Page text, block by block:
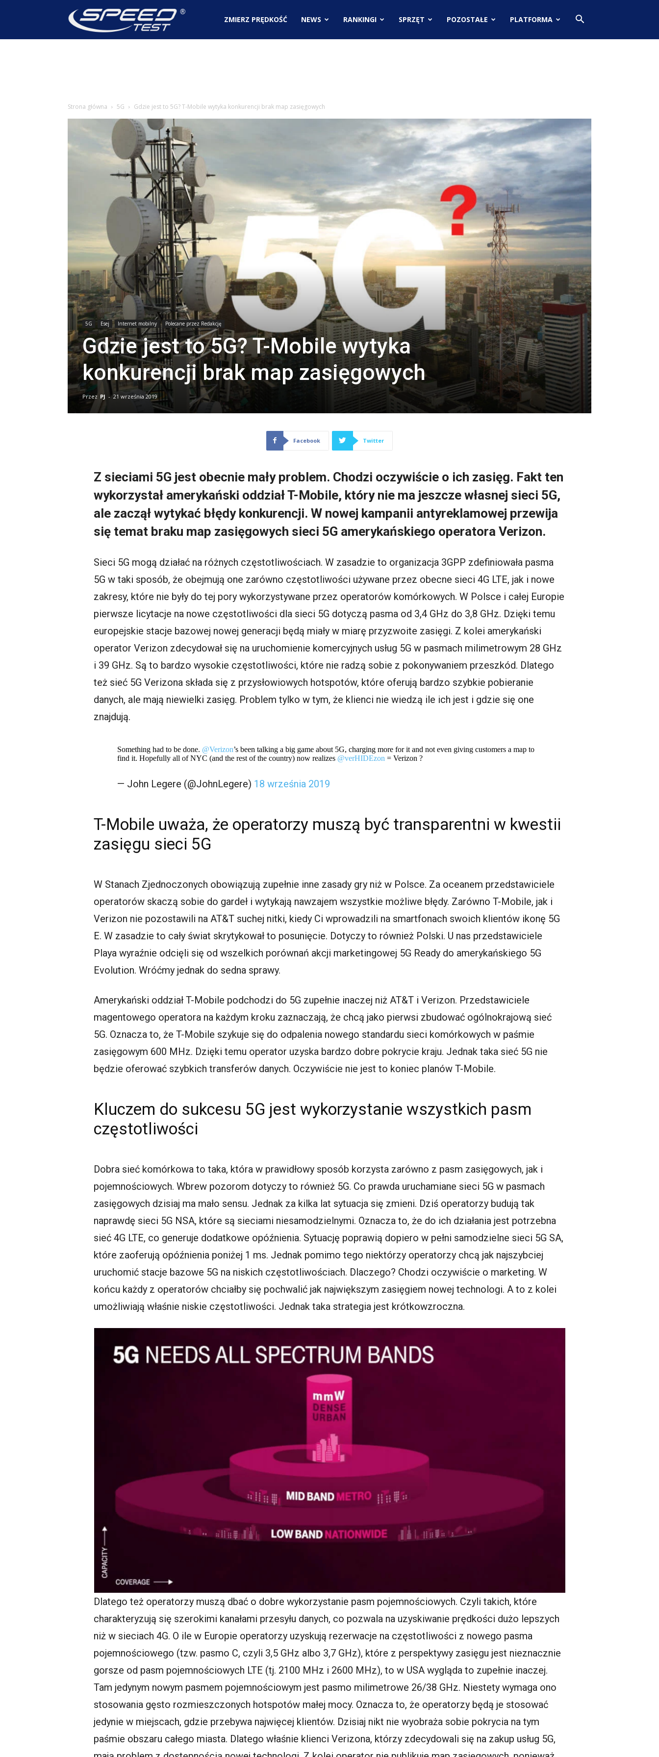
SpeedTest.plZMIERZ PRĘDKOŚĆ NEWS RANKINGI SPRZĘT POZOSTAŁE PLATFORMA
Strona główna 5G Gdzie jest to 5G? T-Mobile wytyka konkurencji brak map zasięgowych
5G Esej Internet mobilny Polecane przez Redakcję
Gdzie jest to 5G? T-Mobile wytyka
konkurencji brak map zasięgowych
Przez PJ - 21 września 2019
Facebook Twitter
Z sieciami 5G jest obecnie mały problem. Chodzi oczywiście o ich zasięg. Fakt ten
wykorzystał amerykański oddział T-Mobile, który nie ma jeszcze własnej sieci 5G,
ale zaczął wytykać błędy konkurencji. W nowej kampanii antyreklamowej przewija
się temat braku map zasięgowych sieci 5G amerykańskiego operatora Verizon.
Sieci 5G mogą działać na różnych częstotliwościach. W zasadzie to organizacja 3GPP zdefiniowała pasma
5G w taki sposób, że obejmują one zarówno częstotliwości używane przez obecne sieci 4G LTE, jak i nowe
zakresy, które nie były do tej pory wykorzystywane przez operatorów komórkowych. W Polsce i całej Europie
pierwsze licytacje na nowe częstotliwości dla sieci 5G dotyczą pasma od 3,4 GHz do 3,8 GHz. Dzięki temu
europejskie stacje bazowej nowej generacji będą miały w miarę przyzwoite zasięgi. Z kolei amerykański
operator Verizon zdecydował się na uruchomienie komercyjnych usług 5G w pasmach milimetrowym 28 GHz
i 39 GHz. Są to bardzo wysokie częstotliwości, które nie radzą sobie z pokonywaniem przeszkód. Dlatego
też sieć 5G Verizona składa się z przysłowiowych hotspotów, które oferują bardzo szybkie pobieranie
danych, ale mają niewielki zasięg. Problem tylko w tym, że klienci nie wiedzą ile ich jest i gdzie się one
znajdują.
Something had to be done. @Verizon’s been talking a big game about 5G, charging more for it and not even giving customers a map to
find it. Hopefully all of NYC (and the rest of the country) now realizes @verHIDEzon = Verizon ?
— John Legere (@JohnLegere) 18 września 2019
T-Mobile uważa, że operatorzy muszą być transparentni w kwestii
zasięgu sieci 5G
W Stanach Zjednoczonych obowiązują zupełnie inne zasady gry niż w Polsce. Za oceanem przedstawiciele
operatorów skaczą sobie do gardeł i wytykają nawzajem wszystkie możliwe błędy. Zarówno T-Mobile, jak i
Verizon nie pozostawili na AT&T suchej nitki, kiedy Ci wprowadzili na smartfonach swoich klientów ikonę 5G
E. W zasadzie to cały świat skrytykował to posunięcie. Dotyczy to również Polski. U nas przedstawiciele
Playa wyraźnie odcięli się od wszelkich porównań akcji marketingowej 5G Ready do amerykańskiego 5G
Evolution. Wróćmy jednak do sedna sprawy.
Amerykański oddział T-Mobile podchodzi do 5G zupełnie inaczej niż AT&T i Verizon. Przedstawiciele
magentowego operatora na każdym kroku zaznaczają, że chcą jako pierwsi zbudować ogólnokrajową sieć
5G. Oznacza to, że T-Mobile szykuje się do odpalenia nowego standardu sieci komórkowych w paśmie
zasięgowym 600 MHz. Dzięki temu operator uzyska bardzo dobre pokrycie kraju. Jednak taka sieć 5G nie
będzie oferować szybkich transferów danych. Oczywiście nie jest to koniec planów T-Mobile.
Kluczem do sukcesu 5G jest wykorzystanie wszystkich pasm
częstotliwości
Dobra sieć komórkowa to taka, która w prawidłowy sposób korzysta zarówno z pasm zasięgowych, jak i
pojemnościowych. Wbrew pozorom dotyczy to również 5G. Co prawda uruchamiane sieci 5G w pasmach
zasięgowych dzisiaj ma mało sensu. Jednak za kilka lat sytuacja się zmieni. Dziś operatorzy budują tak
naprawdę sieci 5G NSA, które są sieciami niesamodzielnymi. Oznacza to, że do ich działania jest potrzebna
sieć 4G LTE, co generuje dodatkowe opóźnienia. Sytuację poprawią dopiero w pełni samodzielne sieci 5G SA,
które zaoferują opóźnienia poniżej 1 ms. Jednak pomimo tego niektórzy operatorzy chcą jak najszybciej
uruchomić stacje bazowe 5G na niskich częstotliwościach. Dlaczego? Chodzi oczywiście o marketing. W
końcu każdy z operatorów chciałby się pochwalić jak największym zasięgiem nowej technologi. A to z kolei
umożliwiają właśnie niskie częstotliwości. Jednak taka strategia jest krótkowzroczna.
Dlatego też operatorzy muszą dbać o dobre wykorzystanie pasm pojemnościowych. Czyli takich, które
charakteryzują się szerokimi kanałami przesyłu danych, co pozwala na uzyskiwanie prędkości dużo lepszych
niż w sieciach 4G. O ile w Europie operatorzy uzyskują rezerwacje na częstotliwości z nowego pasma
pojemnościowego (tzw. pasmo C, czyli 3,5 GHz albo 3,7 GHz), które z perspektywy zasięgu jest nieznacznie
gorsze od pasm pojemnościowych LTE (tj. 2100 MHz i 2600 MHz), to w USA wygląda to zupełnie inaczej.
Tam jedynym nowym pasmem pojemnościowym jest pasmo milimetrowe 26/38 GHz. Niestety wymaga ono
stosowania gęsto rozmieszczonych hotspotów małej mocy. Oznacza to, że operatorzy będą je stosować
jedynie w miejscach, gdzie przebywa najwięcej klientów. Dzisiaj nikt nie wyobraża sobie pokrycia na tym
paśmie obszaru całego miasta. Dlatego właśnie klienci Verizona, którzy zdecydowali się na zakup usług 5G,